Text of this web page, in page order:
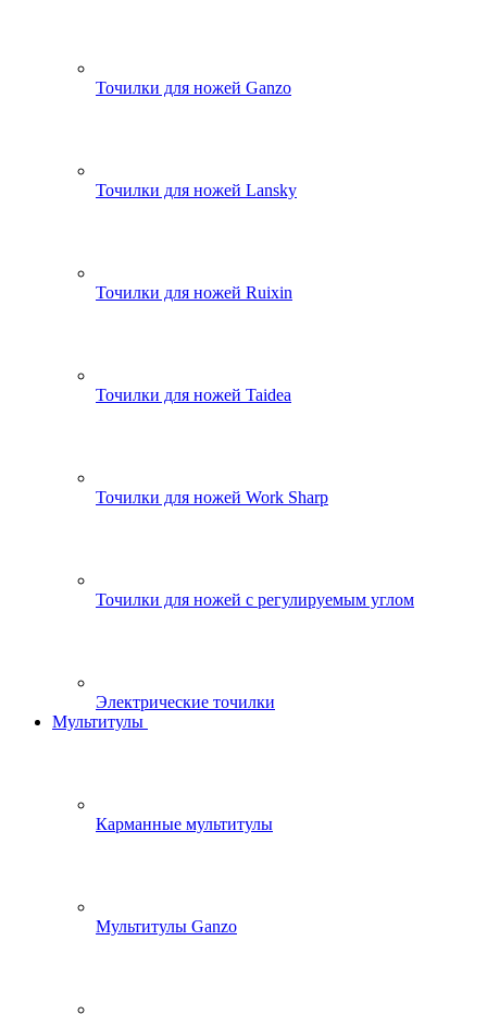
Точилки для ножей Ganzo
Точилки для ножей Lansky
Точилки для ножей Ruixin
Точилки для ножей Taidea
Точилки для ножей Work Sharp
Точилки для ножей с регулируемым углом
Электрические точилки
Мультитулы
Карманные мультитулы
Мультитулы Ganzo